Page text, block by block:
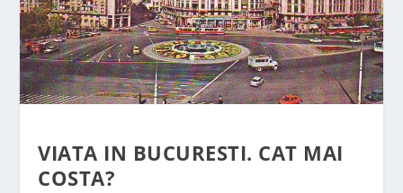
VIATA IN BUCURESTI. CAT MAI
COSTA?